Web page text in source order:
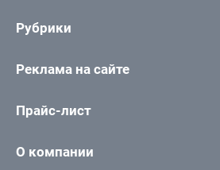
Рубрики
Реклама на сайте
Прайс-лист
О компании